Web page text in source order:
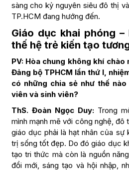
sàng cho kỷ nguyên siêu đô thị
TP.HCM đang hướng đến.
Giáo dục khai phóng –
thế hệ trẻ kiến tạo
PV: Hòa chung không khí
Đảng bộ TPHCM lần thứ I,
có những chia sẻ như thế
viên và sinh viên?
ThS. Đoàn Ngọc Duy:Trong
mình mạnh mẽ với công nghệ, đô
giáo dục phải là hạt nhân của sự
trị sống tốt đẹp. Do đó giáo dục
tạo tri thức mà còn là nguồn
đổi mới, sáng tạo và hội nhập,